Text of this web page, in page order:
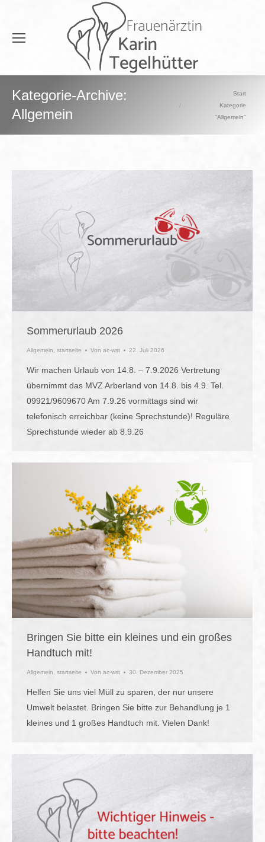
Kategorie-Archive:
Allgemein
Sie befinden sich hier:
Start
Kategorie
"Allgemein"
Sommerurlaub 2026
Allgemein startseite Von ac-wst 22. Juli 2026
Wir machen Urlaub von 14.8. – 7.9.2026 Vertretung
übernimmt das MVZ Arberland von 14.8. bis 4.9. Tel.
09921/9609670 Am 7.9.26 vormittags sind wir
telefonisch erreichbar (keine Sprechstunde)! Reguläre
Sprechstunde wieder ab 8.9.26
Bringen Sie bitte ein kleines und ein großes
Handtuch mit!
Allgemein startseite Von ac-wst 30. Dezember 2025
Helfen Sie uns viel Müll zu sparen, der nur unsere
Umwelt belastet. Bringen Sie bitte zur Behandlung je 1
kleines und 1 großes Handtuch mit. Vielen Dank!